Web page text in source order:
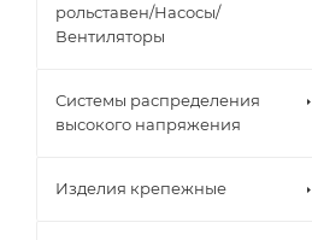
рольставен/Насосы/
Вентиляторы
Системы распределения
высокого напряжения
Изделия крепежные